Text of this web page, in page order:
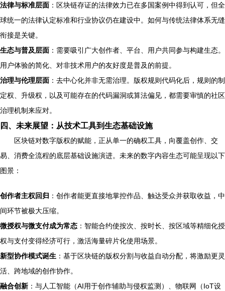
法律与标准层面 ：区块链存证的法律效力已在多国案例中得到认可，但全
球统一的法律认定标准和行业协议仍在建设中。如何与传统法律体系无缝
衔接是关键。
生态与普及层面 ：需要吸引广大创作者、平台、用户共同参与构建生态。
用户体验的简化、对非技术用户的友好度是普及的前提。
治理与伦理层面 ：去中心化并非无需治理。版权规则代码化后，规则的制
定权、升级权，以及可能存在的代码漏洞或算法偏见，都需要审慎的社区
治理机制来应对。
四、未来展望：从技术工具到生态基础设施
区块链对数字版权的赋能，正从单一的确权工具，向覆盖创作、交
易、消费全流程的底层基础设施演进。未来的数字内容生态可能呈现以下
图景：
创作者主权回归 ：创作者能更直接地掌控作品、触达受众并获取收益，中
间环节被极大压缩。
微授权与微支付成为常态 ：智能合约使按次、按时长、按区域等精细化授
权与支付变得经济可行，激活海量碎片化使用场景。
新型协作模式诞生 ：基于区块链的版权分割与收益自动分配，将激励更灵
活、跨地域的创作协作。
融合创新 ：与人工智能（AI用于创作辅助与侵权监测）、物联网（IoT设